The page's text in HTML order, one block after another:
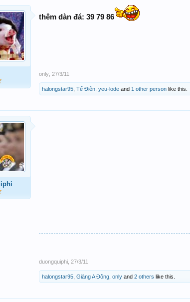
thêm dàn đá: 39 79 86
only 27/3/11
halongstar95 Tế Điên yeu-lode and 1 other person like this.
duongquiphi 27/3/11
halongstar95 Giàng A Đông only and 2 others like this.